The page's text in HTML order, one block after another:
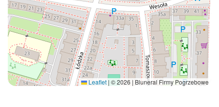
Leaflet | © 2026 | Bluneral Firmy Pogrzebowe